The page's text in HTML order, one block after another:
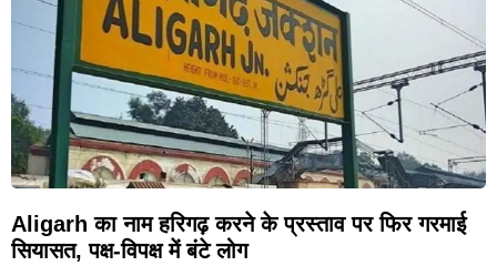
Aligarh का नाम हरिगढ़ करने के प्रस्ताव पर फिर गरमाई
सियासत, पक्ष-विपक्ष में बंटे लोग